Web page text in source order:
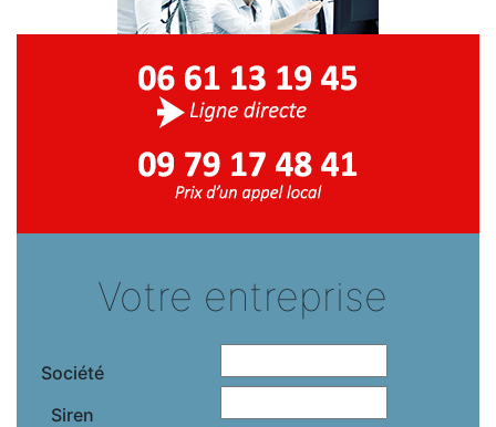
Votre entreprise
Société
Siren